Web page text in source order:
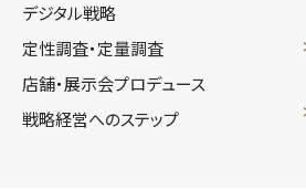
デジタル戦略
定性調査・定量調査
店舗・展示会プロデュース
戦略経営へのステップ